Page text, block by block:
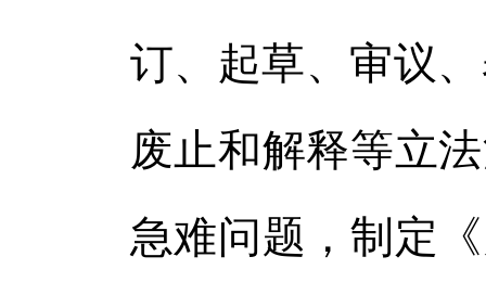
订、起草、审议
废止和解释等立
急难问题，制定